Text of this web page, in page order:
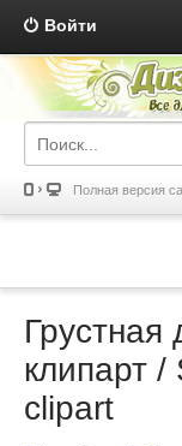
Войти
Полная версия
клипарт
clipart